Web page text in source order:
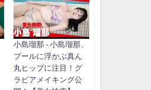
小島瑠那 - 小島瑠那、
プールに浮かぶ真ん
丸ヒップに注目！グ
ラビアメイキング公